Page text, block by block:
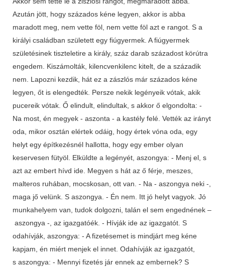
Azután jött, hogy százados kéne legyen, akkor is abba
maradott meg, nem vette föl, nem vette föl azt e rangot. S a
királyi családban született egy fiúgyermek. A fiúgyermek
születésinek tiszteletire a király, száz darab századost körútra
engedem. Kiszámolták, kilencvenkilenc kitelt, de a századik
nem. Lapozni kezdik, hát ez a zászlós már százados kéne
legyen, őt is elengedték. Persze nekik legényeik vótak, akik
pucereik vótak. Ő elindult, elindultak, s akkor ő elgondolta: -
Na most, én megyek - aszonta - a kastély felé. Vették az irányt
oda, mikor osztán elértek odáig, hogy értek vóna oda, egy
helyt egy építkezésnél hallotta, hogy egy ember olyan
keservesen fütyöl. Elküldte a legényét, aszongya: - Menj el, s
azt az embert hívd ide. Megyen s hát az ő férje, meszes,
malteros ruhában, mocskosan, ott van. - Na - aszongya neki -,
maga jő velünk. S aszongya. - Én nem. Itt jó helyt vagyok. Jó
munkahelyem van, tudok dolgozni, talán el sem engednének –
aszongya -, az igazgatóék. - Hívják ide az igazgatót. S
odahívják, aszongya: - A fizetésemet is mindjárt meg kéne
kapjam, én miért menjek el innet. Odahívják az igazgatót,
s aszongya: - Mennyi fizetés jár ennek az embernek? S